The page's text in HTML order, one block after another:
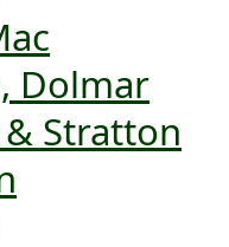
Dolmar
Stratton